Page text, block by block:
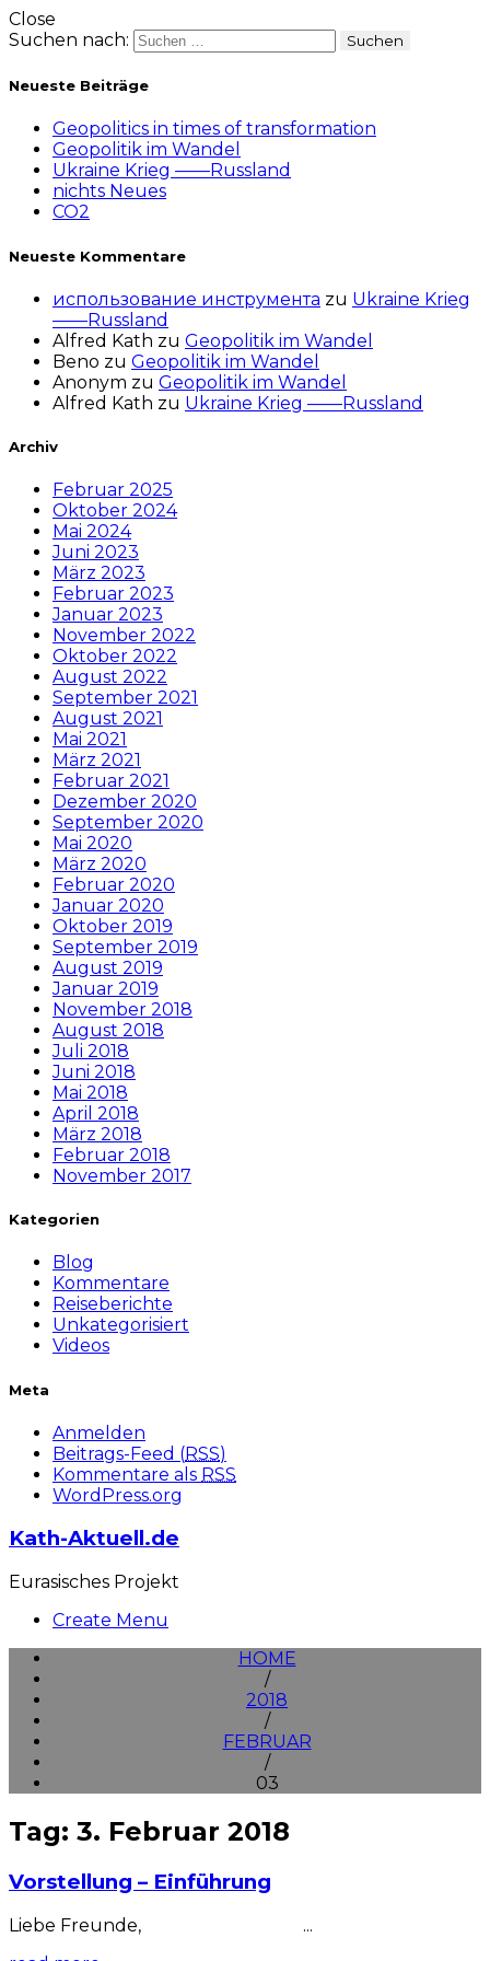
Close
Suchen nach:
Neueste Beiträge
Geopolitics in times of transformation
Geopolitik im Wandel
Ukraine Krieg ——Russland
nichts Neues
CO2
Neueste Kommentare
использование инструмента zu Ukraine Krieg
——Russland
Alfred Kath zu Geopolitik im Wandel
Beno zu Geopolitik im Wandel
Anonym zu Geopolitik im Wandel
Alfred Kath zu Ukraine Krieg ——Russland
Archiv
Februar 2025
Oktober 2024
Mai 2024
Juni 2023
März 2023
Februar 2023
Januar 2023
November 2022
Oktober 2022
August 2022
September 2021
August 2021
Mai 2021
März 2021
Februar 2021
Dezember 2020
September 2020
Mai 2020
März 2020
Februar 2020
Januar 2020
Oktober 2019
September 2019
August 2019
Januar 2019
November 2018
August 2018
Juli 2018
Juni 2018
Mai 2018
April 2018
März 2018
Februar 2018
November 2017
Kategorien
Blog
Kommentare
Reiseberichte
Unkategorisiert
Videos
Meta
Anmelden
Beitrags-Feed (RSS)
Kommentare als RSS
WordPress.org
Kath-Aktuell.de
Eurasisches Projekt
Create Menu
HOME
/
2018
/
FEBRUAR
/
03
Tag: 3. Februar 2018
Vorstellung – Einführung
Liebe Freunde, ...